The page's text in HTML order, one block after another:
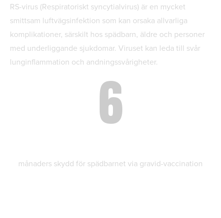
RS-virus (Respiratoriskt syncytialvirus) är en mycket
smittsam luftvägsinfektion som kan orsaka allvarliga
komplikationer, särskilt hos spädbarn, äldre och personer
med underliggande sjukdomar. Viruset kan leda till svår
lunginflammation och andningssvårigheter.
6
månaders skydd för spädbarnet via gravid-vaccination